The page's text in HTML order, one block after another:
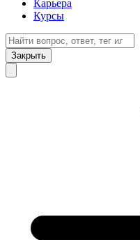
Карьера
Курсы
Закрыть